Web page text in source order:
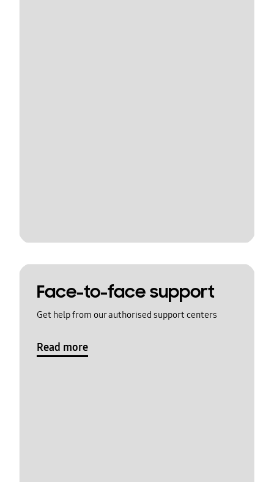
Face-to-face support
Get help from our authorised support centers
Read more